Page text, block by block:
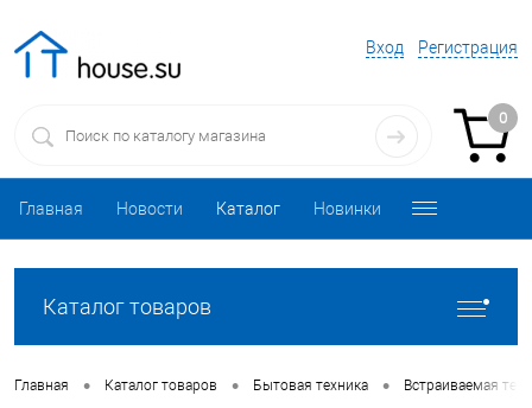
Вход Регистрация
0
Главная Новости Каталог Новинки
Каталог товаров
Главная • Каталог товаров • Бытовая техника • Встраиваемая